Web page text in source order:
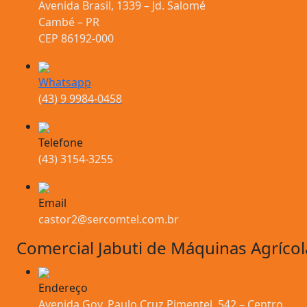
Avenida Brasil, 1339 – Jd. Salomé
Cambé – PR
CEP 86192-000
Whatsapp
(43) 9 9984-0458
Telefone
(43) 3154-3255
Email
castor2@sercomtel.com.br
Comercial Jabuti de Máquinas
Endereço